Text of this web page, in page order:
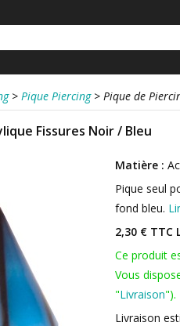
> Pique Piercing > Pique de
Fissures Noir / Bleu
Matière :
Pique seul
fond bleu.
2,30 € TTC
Ce produit
Vous
"Livraison").
Livraison